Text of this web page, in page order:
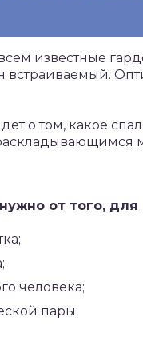
известные
встраиваемый.
о том, какое
от того,
человека;
пары.